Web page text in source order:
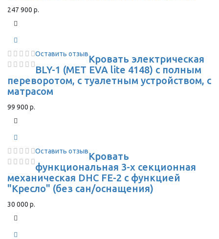
247 900 р.
Оставить отзывКровать электрическая
BLY-1 (MET EVA lite 4148) с полным
переворотом, с туалетным устройством, с
матрасом
99 900 р.
Оставить отзывКровать
функциональная 3-х секционная
механическая DHC FE-2 с функцией
"Кресло" (без сан/оснащения)
30 000 р.